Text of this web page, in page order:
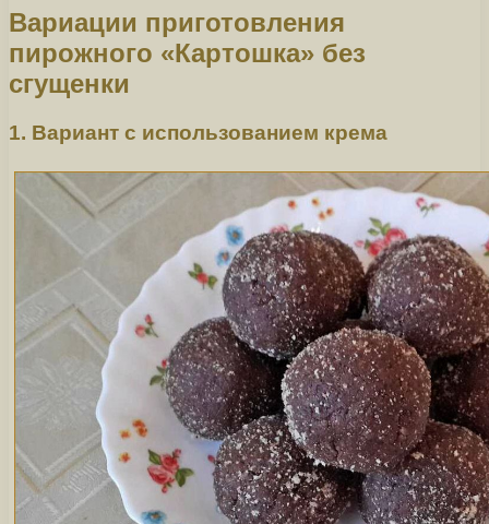
Вариации приготовления
пирожного «Картошка» без
сгущенки
1. Вариант с использованием крема